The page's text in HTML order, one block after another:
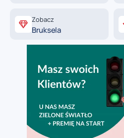
Zobacz
Bruksela